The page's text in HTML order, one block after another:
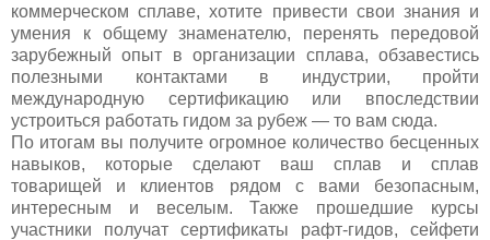
коммерческом сплаве, хотите привести свои знания и
умения к общему знаменателю, перенять передовой
зарубежный опыт в организации сплава, обзавестись
полезными контактами в индустрии, пройти
международную сертификацию или впоследствии
устроиться работать гидом за рубеж — то вам сюда.
По итогам вы получите огромное количество бесценных
навыков, которые сделают ваш сплав и сплав
товарищей и клиентов рядом с вами безопасным,
интересным и веселым. Также прошедшие курсы
участники получат сертификаты рафт-гидов, сейфети